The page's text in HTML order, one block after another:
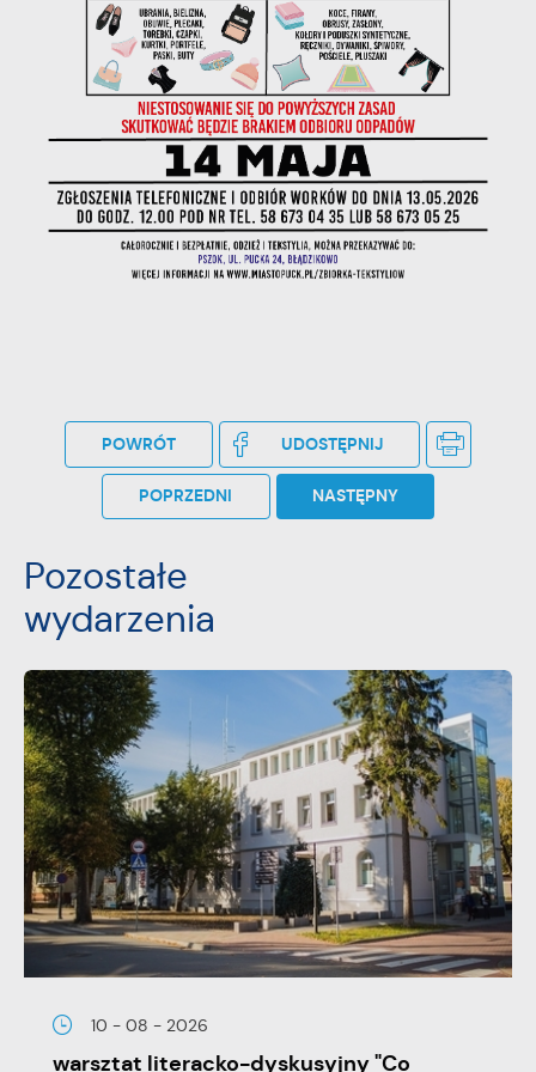
POWRÓT UDOSTĘPNIJ
POPRZEDNI NASTĘPNY
Pozostałe
wydarzenia
10 - 08 - 2026
warsztat literacko-dyskusyjny "Co
stronach podmiotów trzecich lub firm będących naszymi
partnerami oraz innych dostawców usług. Firmy te działają w
charakterze pośredników prezentujących nasze treści w
postaci wiadomości, ofert, komunikatów mediów
społecznościowych.